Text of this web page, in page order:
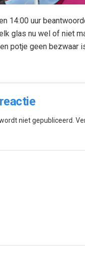
14:00 uur
glas nu wel of niet
potje geen bezwaar
niet gepubliceerd.